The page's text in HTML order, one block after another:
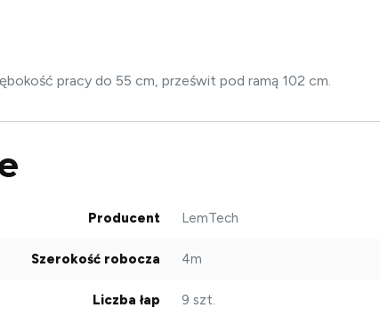
pracy do 55 cm, prześwit pod ramą 102 cm.
Producent LemTech
Szerokość robocza 4m
Liczba łap 9 szt.